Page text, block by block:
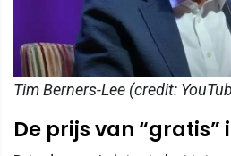
Tim Berners-Lee (credit:
De prijs van “gratis”